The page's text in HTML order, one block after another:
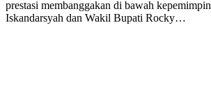
prestasi membanggakan di bawah
Iskandarsyah dan Wakil Bupati Rocky…